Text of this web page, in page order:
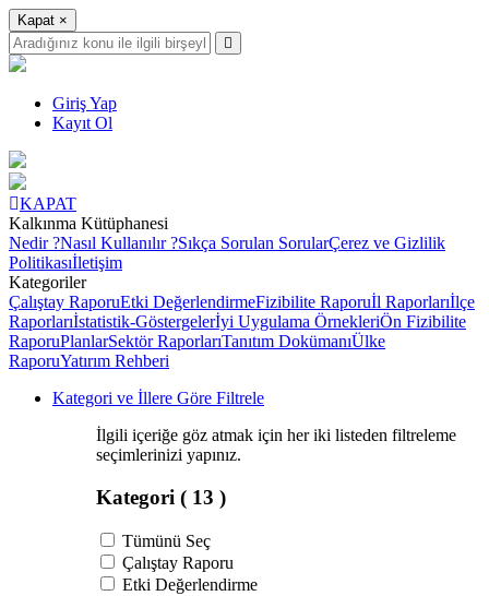
Kapat ×
Giriş Yap
Kayıt Ol
KAPAT
Kalkınma Kütüphanesi
Nedir ?Nasıl Kullanılır ?Sıkça Sorulan SorularÇerez ve Gizlilik
Politikasıİletişim
Kategoriler
Çalıştay RaporuEtki DeğerlendirmeFizibilite Raporuİl Raporlarıİlçe
Raporlarıİstatistik-Göstergelerİyi Uygulama ÖrnekleriÖn Fizibilite
RaporuPlanlarSektör RaporlarıTanıtım DokümanıÜlke
RaporuYatırım Rehberi
Kategori ve İllere Göre Filtrele
İlgili içeriğe göz atmak için her iki listeden filtreleme
seçimlerinizi yapınız.
Kategori ( 13 )
Tümünü Seç
Çalıştay Raporu
Etki Değerlendirme